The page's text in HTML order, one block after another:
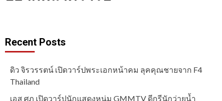
Recent Posts
ดิว จิรวรรตน์ เปิดวาร์ปพระเอกหน้าคม ลุคคุณชายจาก F4
Thailand
เอส ศุภ เปิดวาร์ปนักแสดงหนุ่ม GMMTV ดีกรีนักว่ายน้ำ